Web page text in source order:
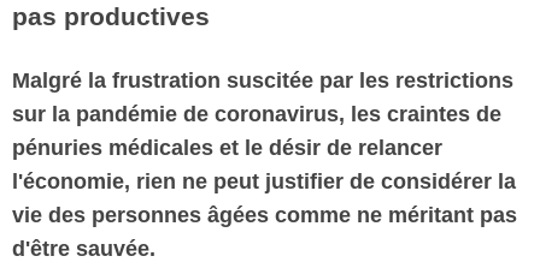
Vos
Les
bonnes
adresses
pas productives
Malgré la frustration suscitée par les restrictions
sur la pandémie de coronavirus, les craintes de
pénuries médicales et le désir de relancer
l'économie, rien ne peut justifier de considérer la
vie des personnes âgées comme ne méritant pas
d'être sauvée.